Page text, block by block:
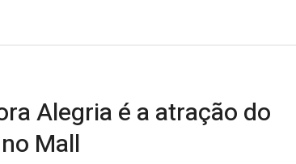
Alegria é a atração do
Mall